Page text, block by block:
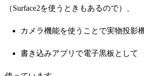
（Surface2を使うときもあるので）、
カメラ機能を使うことで実物投影
書き込みアプリで電子黒板として